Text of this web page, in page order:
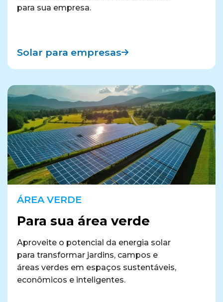
para sua empresa.
Solar para empresas
ÁREA VERDE
Para sua área verde
Aproveite o potencial da energia solar
para transformar jardins, campos e
áreas verdes em espaços sustentáveis,
econômicos e inteligentes.